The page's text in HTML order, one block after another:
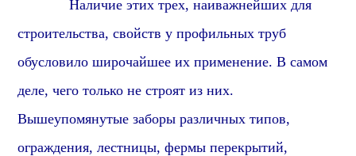
Наличие этих трех, наиважнейших для
строительства, свойств у профильных труб
обусловило широчайшее их применение.В самом
деле, чего только не строят из них.
Вышеупомянутые заборы различных типов,
ограждения, лестницы, фермы перекрытий,